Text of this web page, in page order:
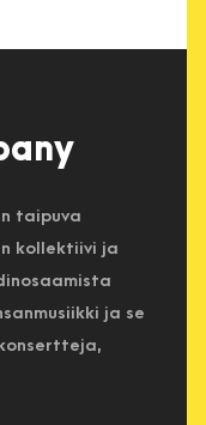
taipuva
kollektiivi ja
ja se